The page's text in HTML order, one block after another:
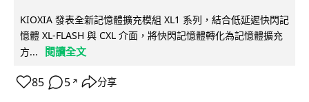
KIOXIA 發表全新記憶體擴充模組 XL1 系列，結合低延遲快閃記
憶體 XL-FLASH 與 CXL 介面，將快閃記憶體轉化為記憶體擴充
方...
閱讀全文
85 5 ↗ 分享